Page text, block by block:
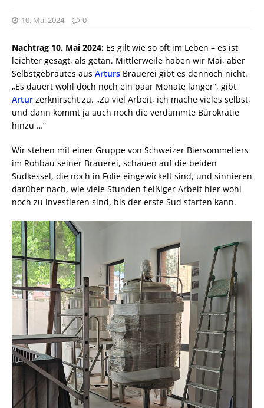
10. Mai 2024 0
Nachtrag 10. Mai 2024: Es gilt wie so oft im Leben – es ist
leichter gesagt, als getan. Mittlerweile haben wir Mai, aber
Selbstgebrautes aus Arturs Brauerei gibt es dennoch nicht.
„Es dauert wohl doch noch ein paar Monate länger“, gibt
Artur zerknirscht zu. „Zu viel Arbeit, ich mache vieles selbst,
und dann kommt ja auch noch die verdammte Bürokratie
hinzu …“
Wir stehen mit einer Gruppe von Schweizer Biersommeliers
im Rohbau seiner Brauerei, schauen auf die beiden
Sudkessel, die noch in Folie eingewickelt sind, und sinnieren
darüber nach, wie viele Stunden fleißiger Arbeit hier wohl
noch zu investieren sind, bis der erste Sud starten kann.